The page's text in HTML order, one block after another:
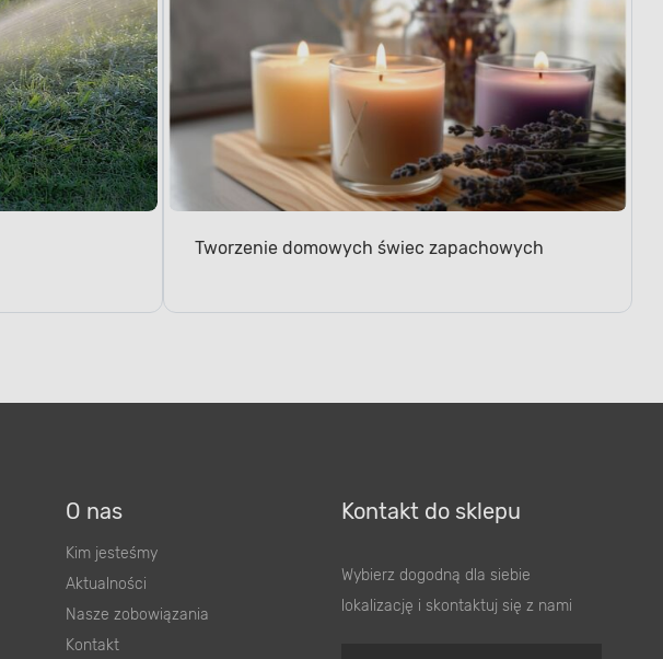
Tworzenie domowych świec zapachowych
O nas
Kim jesteśmy
Aktualności
Nasze zobowiązania
Kontakt
Kontakt do sklepu
Wybierz dogodną dla siebie
lokalizację i skontaktuj się z nami